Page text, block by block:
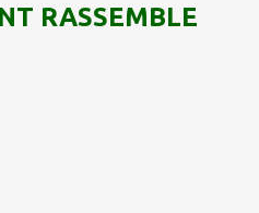
RASSEMBLE